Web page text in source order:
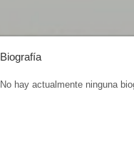
Biografía
No hay actualmente ninguna